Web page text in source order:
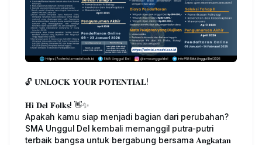
🔓 𝐔𝐍𝐋𝐎𝐂𝐊 𝐘𝐎𝐔𝐑 𝐏𝐎𝐓𝐄𝐍𝐓𝐈𝐀𝐋!
𝐇𝐢 𝐃𝐞𝐥 𝐅𝐨𝐥𝐤𝐬! 👋✨
Apakah kamu siap menjadi bagian dari perubahan?
SMA Unggul Del kembali memanggil putra-putri
terbaik bangsa untuk bergabung bersama 𝐀𝐧𝐠𝐤𝐚𝐭𝐚𝐧